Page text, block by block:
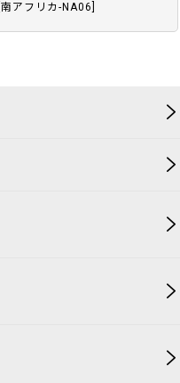
南アフリカ-NA06